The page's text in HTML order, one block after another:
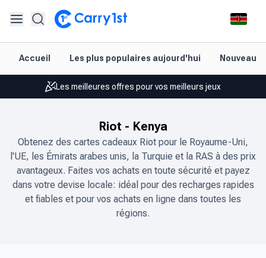
Accueil Les plus populaires aujourd'hui
Rechargement et livraison instantanés
Les meilleures offres pour vos meilleurs jeux
Noté 4,45 sur Google Play et l'App Store
Rechargement et livraison instantanés
Les meilleures offres pour vos meilleurs jeux
Assistance amicale 24h/24 et 7j/7
Riot - Kenya
Obtenez des cartes cadeaux Riot pour le Royaume-Uni,
l'UE, les Émirats arabes unis, la Turquie et la RAS à des prix
avantageux. Faites vos achats en toute sécurité et payez
dans votre devise locale: idéal pour des recharges rapides
et fiables et pour vos achats en ligne dans toutes les
régions.